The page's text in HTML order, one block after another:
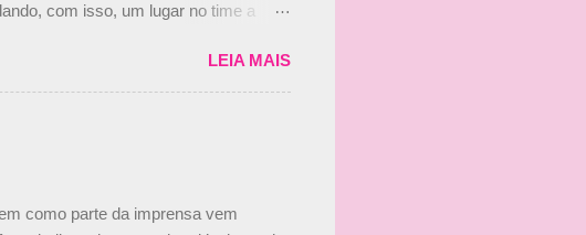
com isso, um lugar no time a
de Bruno Senna em 2010. "Na
depois de ter assinado com Bruno
não tem nada contra o filho do
LEIA MAIS
como parte da imprensa vem